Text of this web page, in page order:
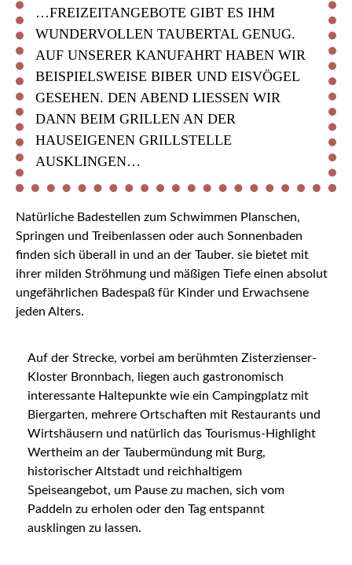
…FREIZEITANGEBOTE GIBT ES IHM
WUNDERVOLLEN TAUBERTAL GENUG.
AUF UNSERER KANUFAHRT HABEN WIR
BEISPIELSWEISE BIBER UND EISVÖGEL
GESEHEN. DEN ABEND LIESSEN WIR D
ANN BEIM GRILLEN AN DER H
AUSEIGENEN GRILLSTELLE A
USKLINGEN…
Natürliche Badestellen zum Schwimmen Planschen,
Springen und Treibenlassen oder auch Sonnenbaden
finden sich überall in und an der Tauber. sie bietet mit
ihrer milden Ströhmung und mäßigen Tiefe einen absolut
ungefährlichen Badespaß für Kinder und Erwachsene
jeden Alters.
Auf der Strecke, vorbei am berühmten Zisterzienser-
Kloster Bronnbach, liegen auch gastronomisch
interessante Haltepunkte wie ein Campingplatz mit
Biergarten, mehrere Ortschaften mit Restaurants und
Wirtshäusern und natürlich das Tourismus-Highlight
Wertheim an der Taubermündung mit Burg,
historischer Altstadt und reichhaltigem
Speiseangebot, um Pause zu machen, sich vom
Paddeln zu erholen oder den Tag entspannt
ausklingen zu lassen.